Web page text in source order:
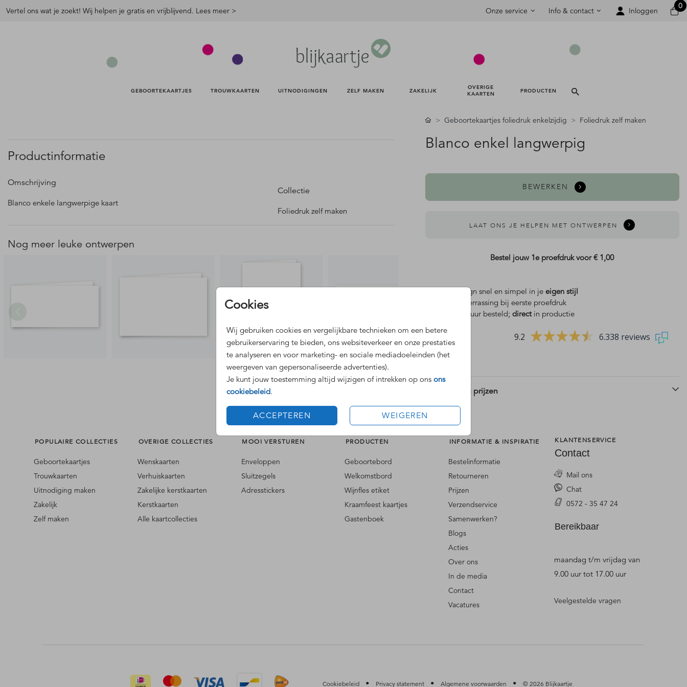
Vertel ons wat je zoekt! Wij helpen je gratis en vrijblijvend. Lees meer > Onze service Info & contact Inloggen
0
GEBOORTEKAARTJES TROUWKAARTEN UITNODIGINGEN ZELF MAKEN ZAKELIJK
OVERIGE
KAARTEN
PRODUCTEN
Cookies
Wij gebruiken cookies en vergelijkbare technieken om een betere
gebruikerservaring te bieden, ons websiteverkeer en onze prestaties
te analyseren en voor marketing- en sociale mediadoeleinden (het
weergeven van gepersonaliseerde advertenties).
Je kunt jouw toestemming altijd wijzigen of intrekken op ons ons
cookiebeleid.
ACCEPTEREN WEIGEREN
Productinformatie
Omschrijving
Blanco enkele langwerpige kaart
Collectie
Foliedruk zelf maken
Nog meer leuke ontwerpen
Geboortekaartjes foliedruk enkelzijdig Foliedruk zelf maken
Blanco enkel langwerpig
BEWERKEN
LAAT ONS JE HELPEN MET ONTWERPEN
Bestel jouw 1e proefdruk voor€ 1,00
Dit design snel en simpel in je eigen stijl
verrassing bij eerste proefdruk
Voor 18 uur besteld; directin productie
9.2 6.338 reviews
Formaten en prijzen
POPULAIRE COLLECTIES
Geboortekaartjes
Trouwkaarten
Uitnodiging maken
Zakelijk
Zelf maken
OVERIGE COLLECTIES
Wenskaarten
Verhuiskaarten
Zakelijke kerstkaarten
Kerstkaarten
Alle kaartcollecties
MOOI VERSTUREN
Enveloppen
Sluitzegels
Adresstickers
PRODUCTEN
Geboortebord
Welkomstbord
Wijnfles etiket
Kraamfeest kaartjes
Gastenboek
INFORMATIE & INSPIRATIE
Bestelinformatie
Retourneren
Prijzen
Verzendservice
Samenwerken?
Blogs
Acties
Over ons
In de media
Contact
Vacatures
KLANTENSERVICE
Contact
Mail ons
Chat
0572 - 35 47 24
Bereikbaar
maandag t/m vrijdag van
9.00 uur tot 17.00 uur
Veelgestelde vragen
Cookiebeleid • Privacy statement • Algemene voorwaarden • © 2026 Blijkaartje